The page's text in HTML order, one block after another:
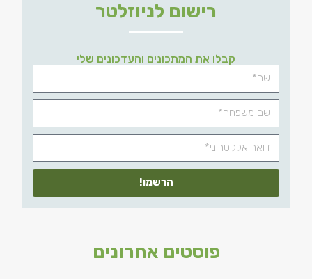
רישום לניוזלטר
קבלו את המתכונים והעדכונים שלי
הרשמו!
פוסטים אחרונים